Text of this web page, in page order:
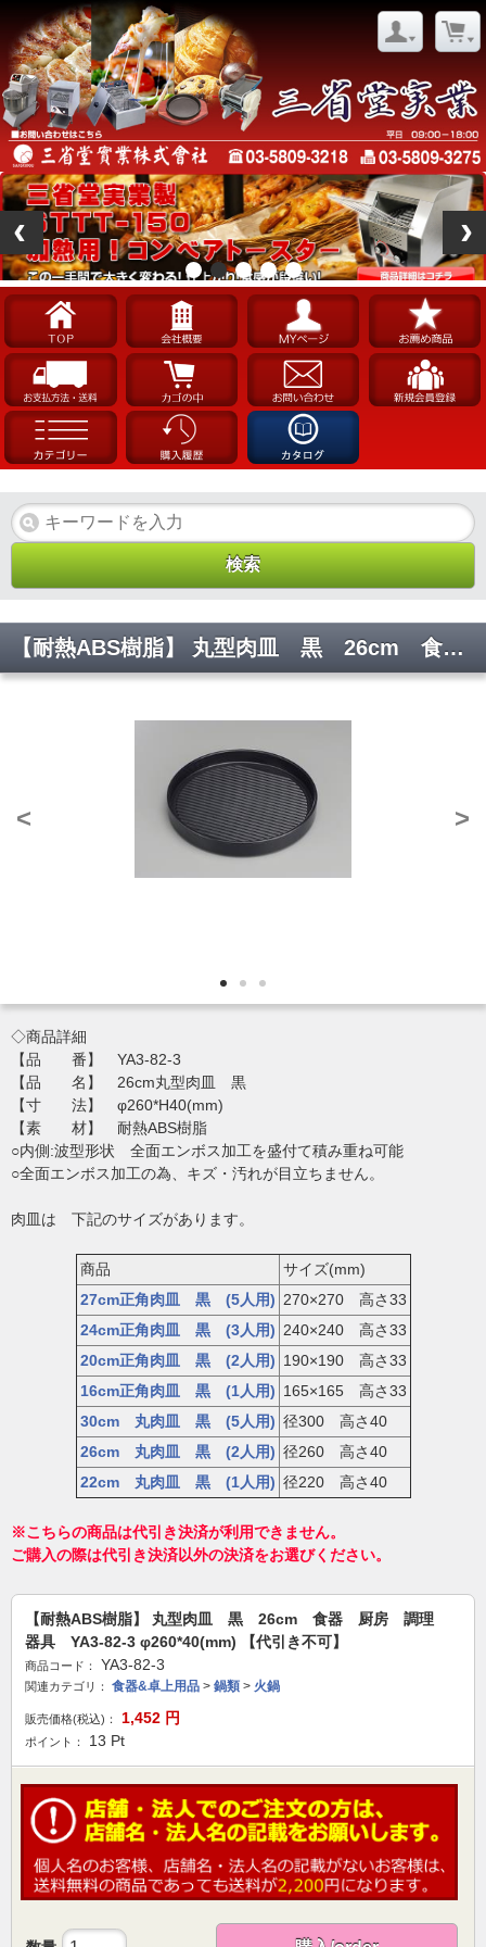
【耐熱ABS樹脂】 丸型肉皿 黒 26cm 食器 厨房 調理 器具 YA3-82-3 φ260*40(mm) 【代引き不可】
< >
◇商品詳細
【品 番】 YA3-82-3
【品 名】 26cm丸型肉皿 黒
【寸 法】 φ260*H40(mm)
【素 材】 耐熱ABS樹脂
○内側:波型形状 全面エンボス加工を盛付て積み重ね可能
○全面エンボス加工の為、キズ・汚れが目立ちません。
肉皿は 下記のサイズがあります。
商品
サイズ(mm)
27cm正角肉皿 黒 (5人用) 270×270 高さ33
24cm正角肉皿 黒 (3人用) 240×240 高さ33
20cm正角肉皿 黒 (2人用) 190×190 高さ33
16cm正角肉皿 黒 (1人用) 165×165 高さ33
30cm 丸肉皿 黒 (5人用) 径300 高さ40
26cm 丸肉皿 黒 (2人用) 径260 高さ40
22cm 丸肉皿 黒 (1人用) 径220 高さ40
※こちらの商品は代引き決済が利用できません。
ご購入の際は代引き決済以外の決済をお選びください。
【耐熱ABS樹脂】 丸型肉皿 黒 26cm 食器 厨房 調理
器具 YA3-82-3 φ260*40(mm) 【代引き不可】
商品コード： YA3-82-3
関連カテゴリ： 食器&卓上用品 > 鍋類 > 火鍋
販売価格(税込)： 1,452 円
ポイント： 13 Pt